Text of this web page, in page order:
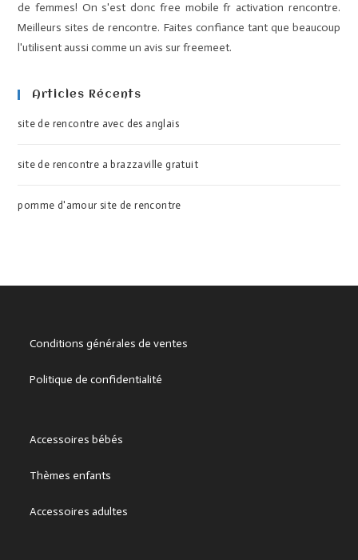
de femmes! On s'est donc free mobile fr activation rencontre.
Meilleurs sites de rencontre. Faites confiance tant que beaucoup
l'utilisent aussi comme un avis sur freemeet.
Articles Récents
site de rencontre avec des anglais
site de rencontre a brazzaville gratuit
pomme d'amour site de rencontre
Conditions générales de ventes
Politique de confidentialité
Accessoires bébés
Thèmes enfants
Accessoires adultes